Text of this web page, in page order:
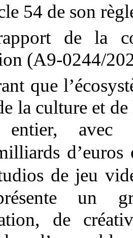
54 de son
de la
(A9-0244/
que
la culture et
entier, avec
de jeu
un
de